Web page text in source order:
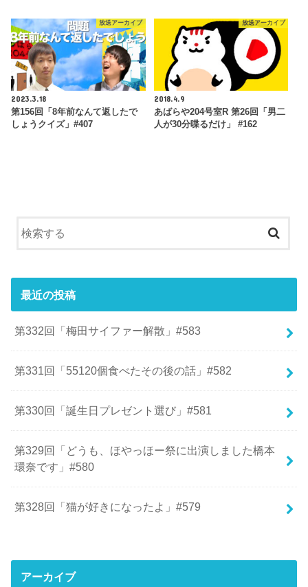
放送アーカイブ
2023.3.18
第156回「8年前なんて返したで
しょうクイズ」#407
放送アーカイブ
2018.4.9
あばらや204号室R 第26回「男二
人が30分喋るだけ」 #162
最近の投稿
第332回「梅田サイファー解散」#583
第331回「55120個食べたその後の話」#582
第330回「誕生日プレゼント選び」#581
第329回「どうも、ほやっほー祭に出演しました橋本
環奈です」#580
第328回「猫が好きになったよ」#579
アーカイブ